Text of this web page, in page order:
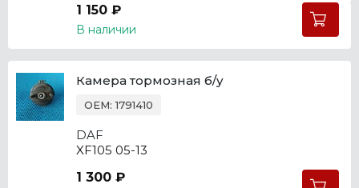
1 150 ₽
В наличии
Камера тормозная б/у
OEM: 1791410
DAF
XF105 05-13
1 300 ₽